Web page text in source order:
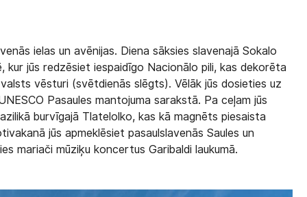
ielas un avēnijas. Diena sāksies slavenajā Sokalo
kur jūs redzēsiet iespaidīgo Nacionālo pili, kas dekorēta
vēsturi (svētdienās slēgts). Vēlāk jūs dosieties uz
Pasaules mantojuma sarakstā. Pa ceļam jūs
burvīgajā Tlatelolko, kas kā magnēts piesaista
jūs apmeklēsiet pasaulslavenās Saules un
mariači mūziķu koncertus Garibaldi laukumā.